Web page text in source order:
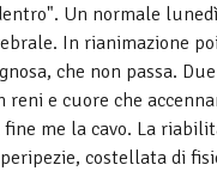
Un normale
In rianimazione
che non passa.
reni e cuore che
me la cavo. La
costellata di